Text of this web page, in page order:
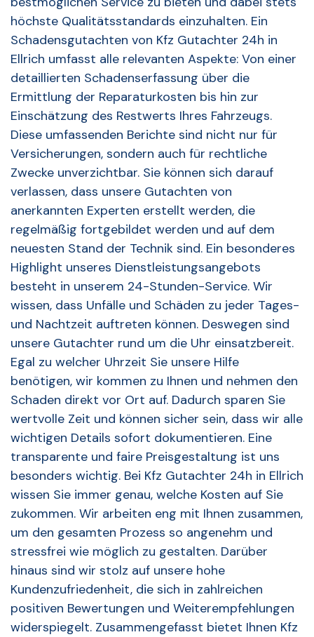
höchste Qualitätsstandards einzuhalten. Ein
Schadensgutachten von Kfz Gutachter 24h in
Ellrich umfasst alle relevanten Aspekte: Von einer
detaillierten Schadenserfassung über die
Ermittlung der Reparaturkosten bis hin zur
Einschätzung des Restwerts Ihres Fahrzeugs.
Diese umfassenden Berichte sind nicht nur für
Versicherungen, sondern auch für rechtliche
Zwecke unverzichtbar. Sie können sich darauf
verlassen, dass unsere Gutachten von
anerkannten Experten erstellt werden, die
regelmäßig fortgebildet werden und auf dem
neuesten Stand der Technik sind. Ein besonderes
Highlight unseres Dienstleistungsangebots
besteht in unserem 24-Stunden-Service. Wir
wissen, dass Unfälle und Schäden zu jeder Tages-
und Nachtzeit auftreten können. Deswegen sind
unsere Gutachter rund um die Uhr einsatzbereit.
Egal zu welcher Uhrzeit Sie unsere Hilfe
benötigen, wir kommen zu Ihnen und nehmen den
Schaden direkt vor Ort auf. Dadurch sparen Sie
wertvolle Zeit und können sicher sein, dass wir alle
wichtigen Details sofort dokumentieren. Eine
transparente und faire Preisgestaltung ist uns
besonders wichtig. Bei Kfz Gutachter 24h in Ellrich
wissen Sie immer genau, welche Kosten auf Sie
zukommen. Wir arbeiten eng mit Ihnen zusammen,
um den gesamten Prozess so angenehm und
stressfrei wie möglich zu gestalten. Darüber
hinaus sind wir stolz auf unsere hohe
Kundenzufriedenheit, die sich in zahlreichen
positiven Bewertungen und Weiterempfehlungen
widerspiegelt. Zusammengefasst bietet Ihnen Kfz